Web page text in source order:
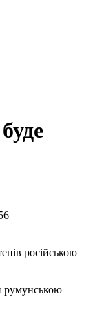
румунською